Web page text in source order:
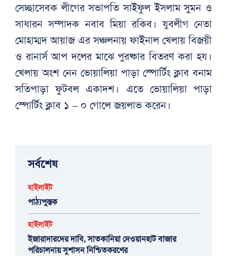
সেচ্ছাসেবক লীগের সভাপতি সাইফুল ইসলাম সুমন ও
সাধারন সম্পাদক নবাব মিয়া রকিব। যুবলীগ নেতা
মোহাম্মদ আয়াজ এর সঞ্চলনায় ফাইনাল খেলায় বিজয়ী
ও রানার্স আপ দলের মাঝে পুরষ্কার বিতরণ করা হয।
খেলায় অংশ নেন ভোয়ালিয়া পাড়া স্পোর্টিং ক্লাব বনাম
সতিপাড়া ফুটবল একাদশ। এতে ভোয়ালিয়া পাড়া
স্পোর্টিং ক্লাব ১ – ০ গোলে জয়লাভ করেন।
সর্বশেষ
হাইলাইট
পাঠ্যপুস্তক
হাইলাইট
ইজারাদারদের দাবি, সাতকানিয়া দেওয়ানহাট বাজার
পরিচালনায় সুশাসন নিশ্চিতকরণের